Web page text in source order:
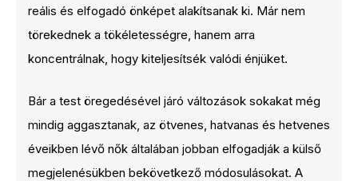
reális és elfogadó önképet alakítsanak ki. Már nem
törekednek a tökéletességre, hanem arra
koncentrálnak, hogy kiteljesítsék valódi énjüket.
Bár a test öregedésével járó változások sokakat még
mindig aggasztanak, az ötvenes, hatvanas és hetvenes
éveikben lévő nők általában jobban elfogadják a külső
megjelenésükben bekövetkező módosulásokat. A